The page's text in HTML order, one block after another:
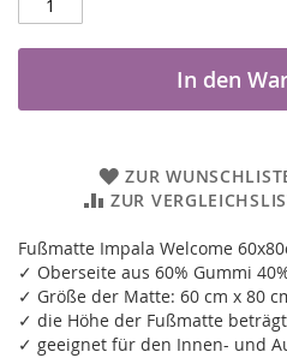
In den
ZUR
ZUR
Fußmatte Impala Welcome
✓ Oberseite aus 60% Gummi
✓ Größe der Matte: 60 cm x 80
✓ die Höhe der Fußmatte
✓ geeignet für den Innen- und